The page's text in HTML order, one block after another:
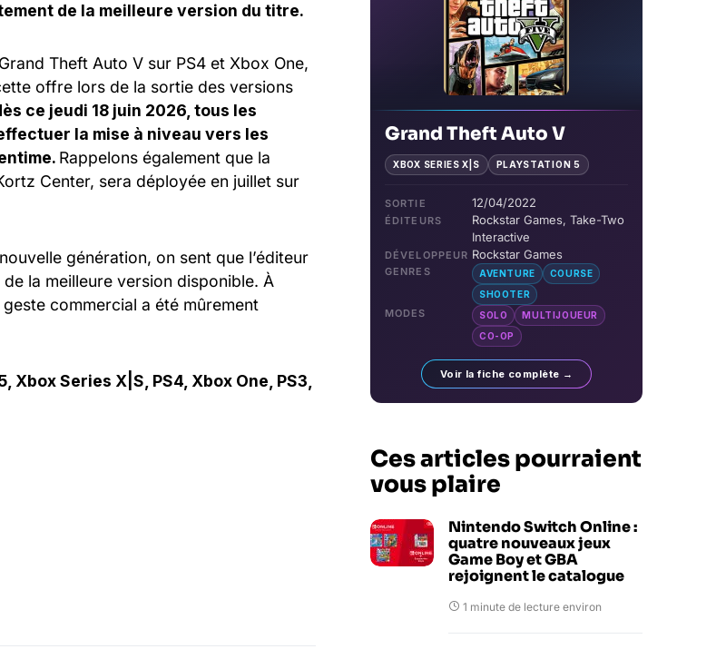
de la meilleure version du titre.
Theft Auto V sur PS4 et Xbox One,
offre lors de la sortie des versions
ce jeudi 18 juin 2026, tous les
la mise à niveau vers les
Rappelons également que la
Center, sera déployée en juillet sur
génération, on sent que l’éditeur
la meilleure version disponible. À
commercial a été mûrement
Series X|S, PS4, Xbox One, PS3,
Grand Theft Auto V
XBOX SERIES X|S PLAYSTATION 5
SORTIE 12/04/2022
ÉDITEURS
Rockstar Games, Take-Two
Interactive
DÉVELOPPEUR Rockstar Games
GENRES AVENTURE
COURSE
SHOOTER
MODES SOLO
MULTIJOUEUR
CO-OP
Voir la fiche complète →
Ces articles pourraient
vous plaire
Nintendo Switch Online :
quatre nouveaux jeux
Game Boy et GBA
rejoignent le catalogue
1 minute de lecture environ